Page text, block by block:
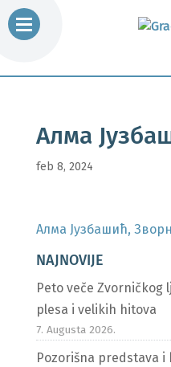
Алма
feb 8, 2024
Алма Јузбашић,
NAJNOVIJE
Peto veče Zvorničkog
plesa i velikih hitova
7. Augusta 2026.
Pozorišna predstava